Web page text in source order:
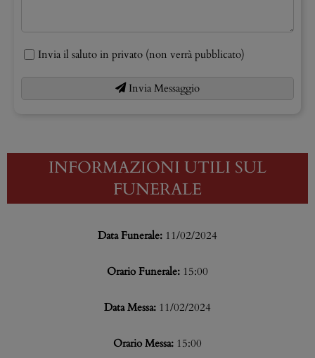
Invia il saluto in privato (non verrà pubblicato)
Invia Messaggio
INFORMAZIONI UTILI SUL
FUNERALE
Data Funerale: 11/02/2024
Orario Funerale: 15:00
Data Messa: 11/02/2024
Orario Messa: 15:00